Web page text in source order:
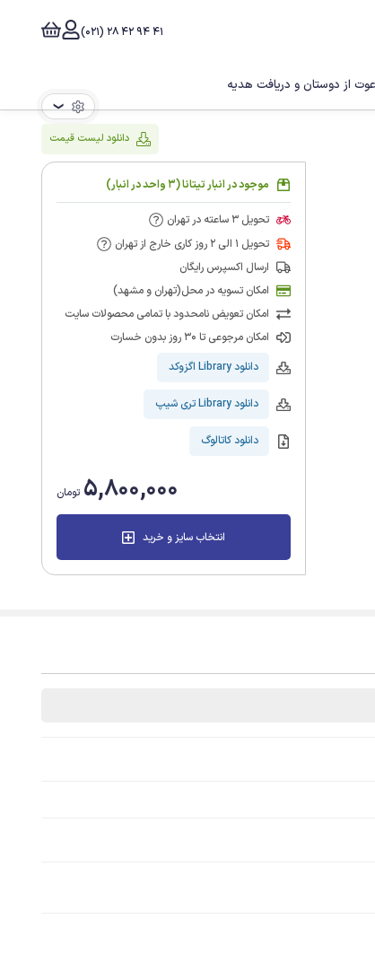
41 94 42 28 (021)
از دوستان و دریافت هدیه
❯
دانلود لیست قیمت
موجود در انبار تیتانا (3 واحد در انبار)
تحویل 3 ساعته در تهران
تحویل 1 الی 2 روز کاری خارج از تهران
ارسال اکسپرس رایگان
امکان تسویه در محل(تهران و مشهد)
امکان تعویض نامحدود با تمامی محصولات سایت
امکان مرجوعی تا 30 روز بدون خسارت
دانلود Library اگزوکد
دانلود Library تری شیپ
دانلود کاتالوگ
5,800,000 تومان
انتخاب سایز و خرید